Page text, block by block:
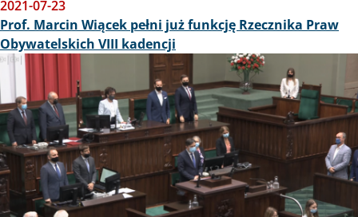
2021-07-23
Prof. Marcin Wiącek pełni już funkcję Rzecznika Praw
Obywatelskich VIII kadencji
Obraz